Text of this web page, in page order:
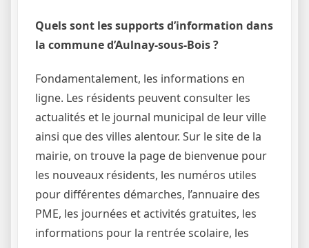
Quels sont les supports d’information dans
la commune d’Aulnay-sous-Bois ?
Fondamentalement, les informations en
ligne. Les résidents peuvent consulter les
actualités et le journal municipal de leur ville
ainsi que des villes alentour. Sur le site de la
mairie, on trouve la page de bienvenue pour
les nouveaux résidents, les numéros utiles
pour différentes démarches, l’annuaire des
PME, les journées et activités gratuites, les
informations pour la rentrée scolaire, les